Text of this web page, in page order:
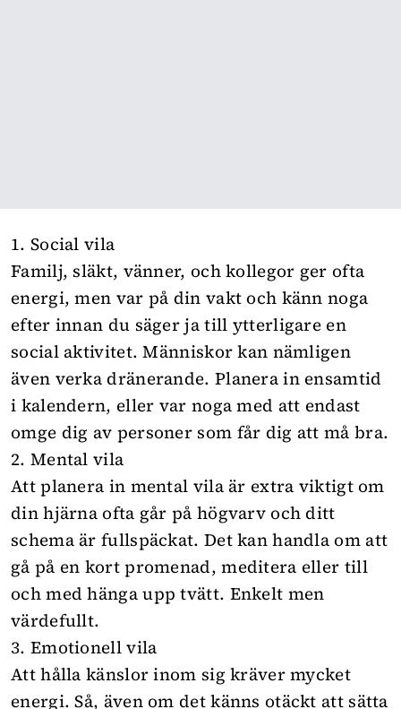
1. Social vila
Familj, släkt, vänner, och kollegor ger ofta
energi, men var på din vakt och känn noga
efter innan du säger ja till ytterligare en
social aktivitet. Människor kan nämligen
även verka dränerande. Planera in ensamtid
i kalendern, eller var noga med att endast
omge dig av personer som får dig att må bra.
2. Mental vila
Att planera in mental vila är extra viktigt om
din hjärna ofta går på högvarv och ditt
schema är fullspäckat. Det kan handla om att
gå på en kort promenad, meditera eller till
och med hänga upp tvätt. Enkelt men
värdefullt.
3. Emotionell vila
Att hålla känslor inom sig kräver mycket
energi. Så, även om det känns otäckt att sätta